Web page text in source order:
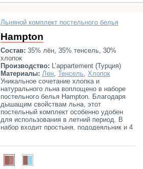
Льняной комплект постельного белья
Hampton
Состав: 35% лён, 35% тенсель, 30%
хлопок
Производство: L’appartement (Турция)
Материалы: Лен, Тенсель, Хлопок
Уникальное сочетание хлопка и
натурального льна воплощено в наборе
постельного белья Hampton. Благодаря
дышащим свойствам льна, этот
постельный комплект особенно удобен
для использования в летний период. В
набор входит простыня, пододеяльник и 4